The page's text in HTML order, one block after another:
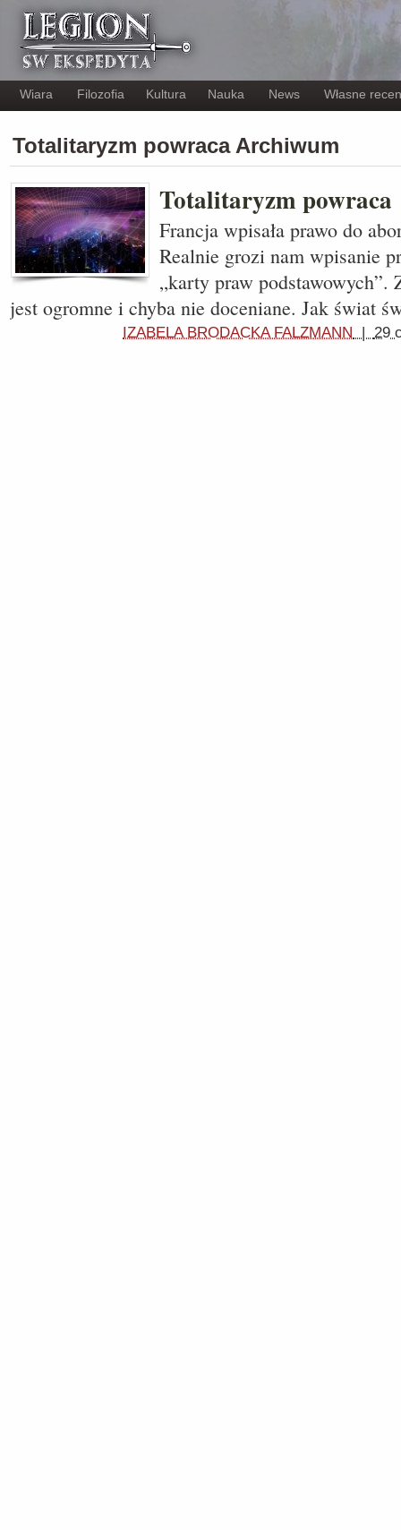
Wiara Filozofia Kultura Nauka News Własne
Totalitaryzm powraca Archiwum
Totalitaryzm powraca
Francja wpisała prawo do
Realnie grozi nam wpisanie
„karty praw podstawowych”.
jest ogromne i chyba nie doceniane. Jak świat
IZABELA BRODACKA FALZMANN | 29